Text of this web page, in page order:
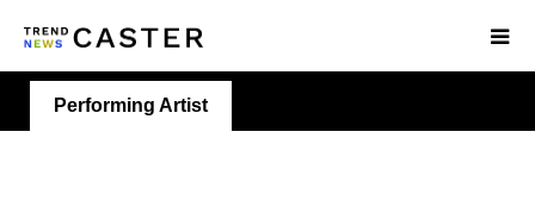
Performing Artist